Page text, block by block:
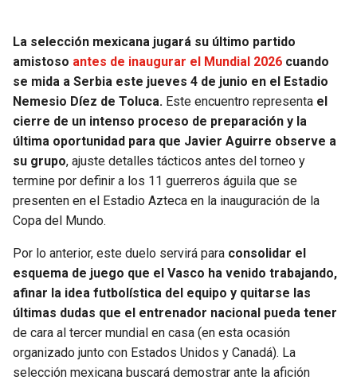
BEARS
VIKINGS
FALCONS
PANTHERS
SAINTS
BUCCANEERS
SPURS
THUNDER
TRAIL BLAZERS
JAZZ
La selección mexicana jugará su último partido
amistoso antes de inaugurar el Mundial 2026 cuando
se mida a Serbia este jueves 4 de junio en el Estadio
Nemesio Díez de Toluca. Este encuentro representa el
cierre de un intenso proceso de preparación y la
última oportunidad para que Javier Aguirre observe a
su grupo, ajuste detalles tácticos antes del torneo y
termine por definir a los 11 guerreros águila que se
presenten en el Estadio Azteca en la inauguración de la
Copa del Mundo.
Por lo anterior, este duelo servirá para consolidar el
esquema de juego que el Vasco ha venido trabajando,
afinar la idea futbolística del equipo y quitarse las
últimas dudas que el entrenador nacional pueda tener
de cara al tercer mundial en casa (en esta ocasión
organizado junto con Estados Unidos y Canadá). La
selección mexicana buscará demostrar ante la afición